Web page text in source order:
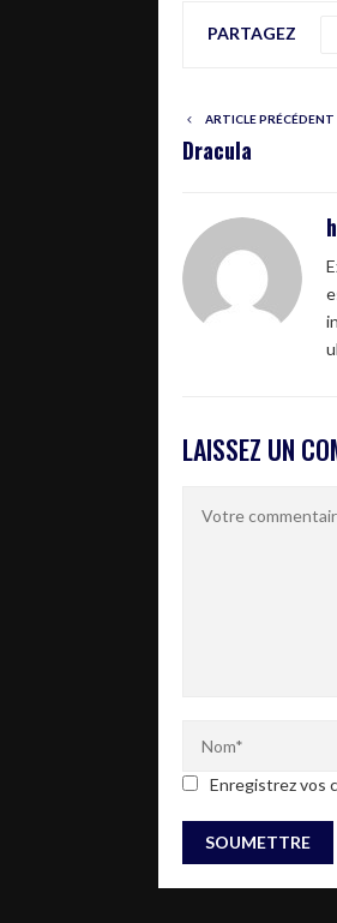
PARTAGEZ
ARTICLE PRÉCÉDENT
Dracula
LAISSEZ UN
Enregistrez vos